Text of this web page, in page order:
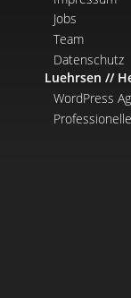
Jobs
Team
Datenschutz
Luehrsen //
WordPress